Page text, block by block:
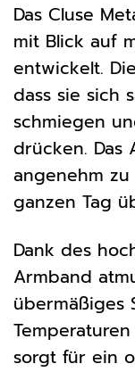
Das Cluse
mit Blick auf
entwickelt.
dass sie sich
schmiegen
drücken. Das
angenehm
ganzen Tag
Dank des
Armband
übermäßiges
sorgt für ein